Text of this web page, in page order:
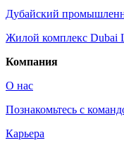
Дубайский
Жилой комплекс Dubai
Компания
О нас
Познакомьтесь с
Карьера